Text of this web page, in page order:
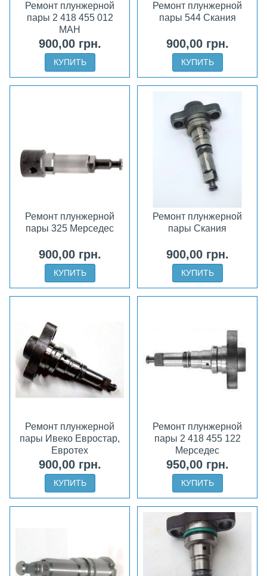
Ремонт плунжерной
пары 2 418 455 012
МАН
900,00 грн.
КУПИТЬ
Ремонт плунжерной
пары 544 Скания
900,00 грн.
КУПИТЬ
Ремонт плунжерной
пары 325 Мерседес
900,00 грн.
КУПИТЬ
Ремонт плунжерной
пары Скания
900,00 грн.
КУПИТЬ
Ремонт плунжерной
пары Ивеко Евростар,
Евротех
900,00 грн.
КУПИТЬ
Ремонт плунжерной
пары 2 418 455 122
Мерседес
950,00 грн.
КУПИТЬ